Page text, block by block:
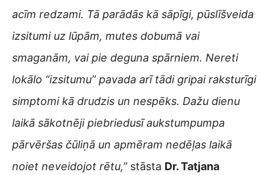
acīm redzami. Tā parādās kā sāpīgi, pūslīšveida
izsitumi uz lūpām, mutes dobumā vai
smaganām, vai pie deguna spārniem. Nereti
lokālo “izsitumu” pavada arī tādi gripai raksturīgi
simptomi kā drudzis un nespēks. Dažu dienu
laikā sākotnēji piebriedusī aukstumpumpa
pārvēršas čūliņā un apmēram nedēļas laikā
noiet neveidojot rētu,”stāsta Dr. Tatjana